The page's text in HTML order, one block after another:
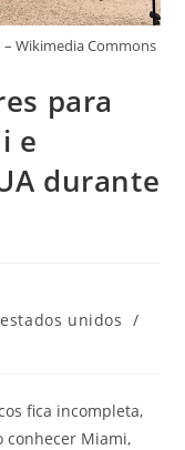
Wikimedia Commons
para
e
durante
estados unidos /
fica incompleta,
conhecer Miami,